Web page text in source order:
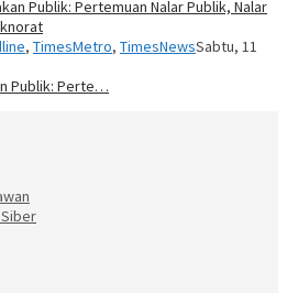
, TimesMetro, TimesNewsSabtu, 11
Publik: Perte…